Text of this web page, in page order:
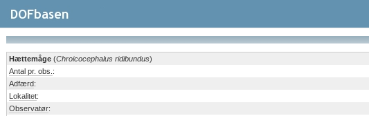
Hættemåge (Chroicocephalus ridibundus)
Antal pr. obs. :
Adfærd:
Lokalitet:
Observatør: